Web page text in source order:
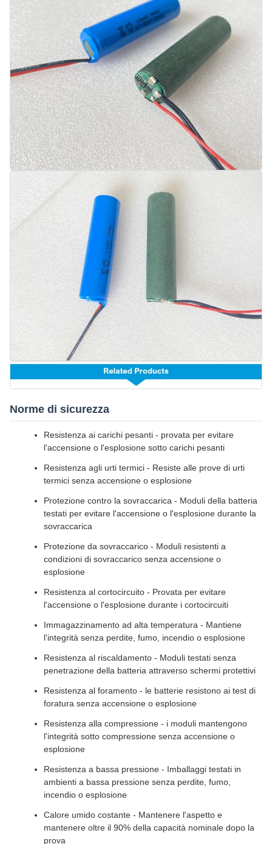
Norme di sicurezza
Resistenza ai carichi pesanti - provata per evitare
l'accensione o l'esplosione sotto carichi pesanti
Resistenza agli urti termici - Resiste alle prove di urti
termici senza accensione o esplosione
Protezione contro la sovraccarica - Moduli della batteria
testati per evitare l'accensione o l'esplosione durante la
sovraccarica
Protezione da sovraccarico - Moduli resistenti a
condizioni di sovraccarico senza accensione o
esplosione
Resistenza al cortocircuito - Provata per evitare
l'accensione o l'esplosione durante i cortocircuiti
Immagazzinamento ad alta temperatura - Mantiene
l'integrità senza perdite, fumo, incendio o esplosione
Resistenza al riscaldamento - Moduli testati senza
penetrazione della batteria attraverso schermi protettivi
Resistenza al foramento - le batterie resistono ai test di
foratura senza accensione o esplosione
Resistenza alla compressione - i moduli mantengono
l'integrità sotto compressione senza accensione o
esplosione
Resistenza a bassa pressione - Imballaggi testati in
ambienti a bassa pressione senza perdite, fumo,
incendio o esplosione
Calore umido costante - Mantenere l'aspetto e
mantenere oltre il 90% della capacità nominale dopo la
prova